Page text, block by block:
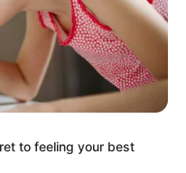
to feeling your best